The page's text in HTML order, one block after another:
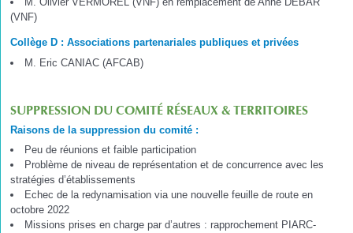
(VNF)
Collège D : Associations partenariales publiques et privées
M. Eric CANIAC (AFCAB)
SUPPRESSION DU COMITÉ RÉSEAUX & TERRITOIRES
Raisons de la suppression du comité :
Peu de réunions et faible participation
Problème de niveau de représentation et de concurrence avec les
stratégies d’établissements
Echec de la redynamisation via une nouvelle feuille de route en
octobre 2022
Missions prises en charge par d’autres : rapprochement PIARC-